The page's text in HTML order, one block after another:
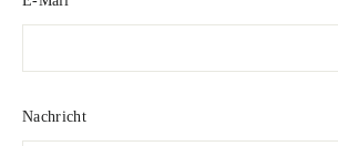
Nachricht